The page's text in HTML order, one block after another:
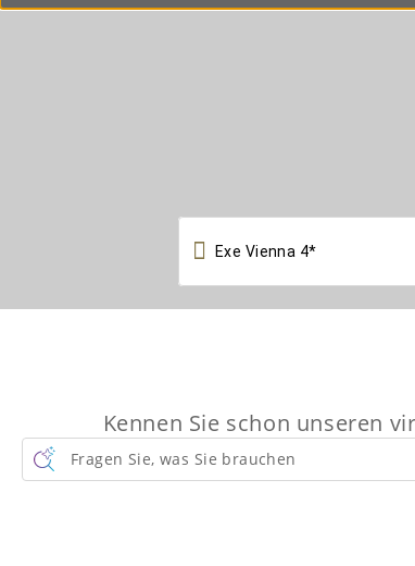

Kennen Sie schon unseren
Fragen Sie, was Sie brauchen